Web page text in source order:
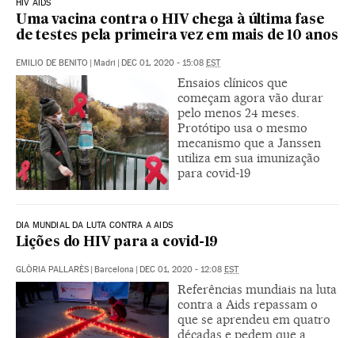
HIV AIDS
Uma vacina contra o HIV chega à última fase
de testes pela primeira vez em mais de 10 anos
EMILIO DE BENITO Madri DEC 01, 2020 - 15:08 EST
Ensaios clínicos que
começam agora vão durar
pelo menos 24 meses.
Protótipo usa o mesmo
mecanismo que a Janssen
utiliza em sua imunização
para covid-19
DIA MUNDIAL DA LUTA CONTRA A AIDS
Lições do HIV para a covid-19
GLÒRIA PALLARÈS Barcelona DEC 01, 2020 - 12:08 EST
Referências mundiais na luta
contra a Aids repassam o
que se aprendeu em quatro
décadas e pedem que a